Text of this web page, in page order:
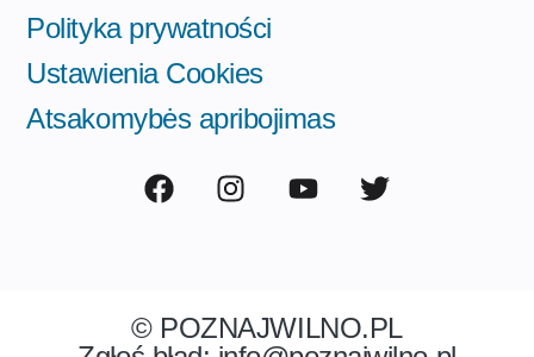
Polityka prywatności
Ustawienia Cookies
Atsakomybės apribojimas
© POZNAJWILNO.PL